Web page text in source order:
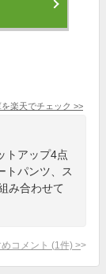
楽天でチェック >>
トアップ4点
トパンツ、ス
み合わせて
コメント (1 件) >